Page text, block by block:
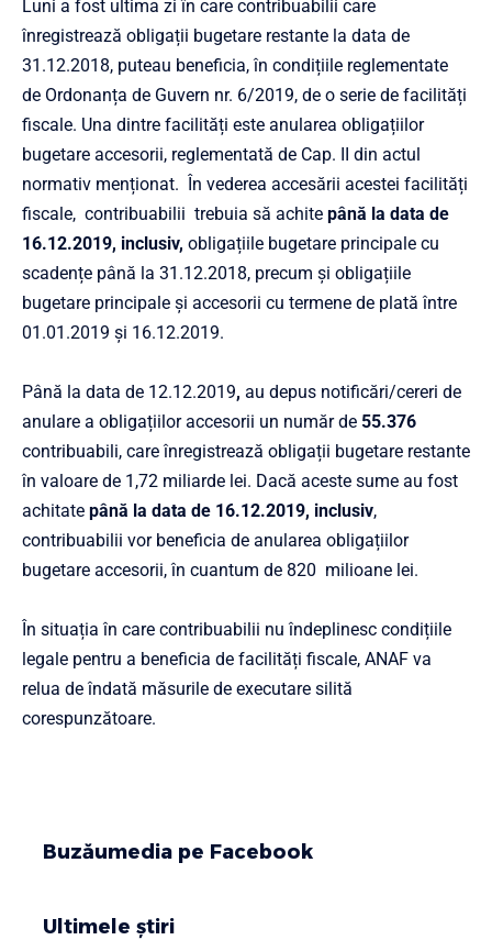
Luni a fost ultima zi în care contribuabilii care
înregistrează obligații bugetare restante la data de
31.12.2018, puteau beneficia, în condițiile reglementate
de Ordonanța de Guvern nr. 6/2019, de o serie de facilități
fiscale. Una dintre facilități este anularea obligațiilor
bugetare accesorii, reglementată de Cap. II din actul
normativ menționat. În vederea accesării acestei facilități
fiscale, contribuabilii trebuia să achite până la data de
16.12.2019, inclusiv, obligațiile bugetare principale cu
scadențe până la 31.12.2018, precum și obligațiile
bugetare principale și accesorii cu termene de plată între
01.01.2019 și 16.12.2019.
Până la data de 12.12.2019, au depus notificări/cereri de
anulare a obligațiilor accesorii un număr de 55.376
contribuabili, care înregistrează obligații bugetare restante
în valoare de 1,72 miliarde lei. Dacă aceste sume au fost
achitate până la data de 16.12.2019, inclusiv,
contribuabilii vor beneficia de anularea obligațiilor
bugetare accesorii, în cuantum de 820 milioane lei.
În situația în care contribuabilii nu îndeplinesc condițiile
legale pentru a beneficia de facilități fiscale, ANAF va
relua de îndată măsurile de executare silită
corespunzătoare.
Buzăumedia pe Facebook
Ultimele știri